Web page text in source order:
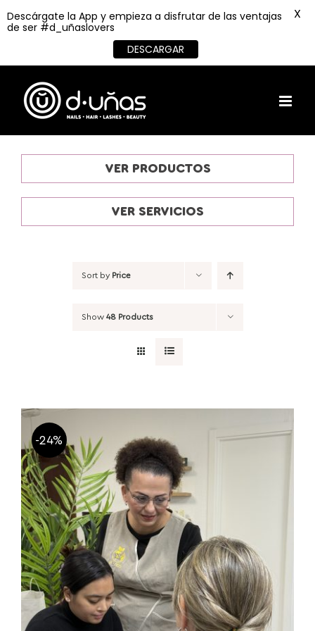
content
VER PRODUCTOS
VER SERVICIOS
Sort by Price
Show 48 Products
-24%
Descárgate la App y empieza a disfrutar de las ventajas
de ser #d_uñaslovers
DESCARGAR
X